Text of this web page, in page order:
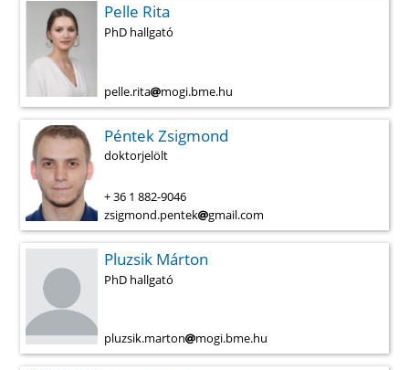
Pelle Rita
PhD hallgató
pelle.rita mogi.bme.hu
Péntek Zsigmond
doktorjelölt
+ 36 1 882-9046
zsigmond.pentek
gmail.com
Pluzsik Márton
PhD hallgató
pluzsik.marton mogi.bme.hu